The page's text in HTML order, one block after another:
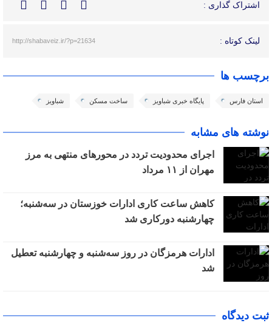
اشتراک گذاری :
لینک کوتاه : http://shabaveiz.ir/?p=21634
برچسب ها
استان فارس پایگاه خبری شباویز ساخت مسکن شباویز
نوشته های مشابه
اجرای محدودیت تردد در محورهای منتهی به مرز
مهران از ۱۱ مرداد
کاهش ساعت کاری ادارات خوزستان در سه‌شنبه؛
چهارشنبه دورکاری شد
ادارات هرمزگان در روز سه‌شنبه و چهارشنبه تعطیل
شد
ثبت دیدگاه